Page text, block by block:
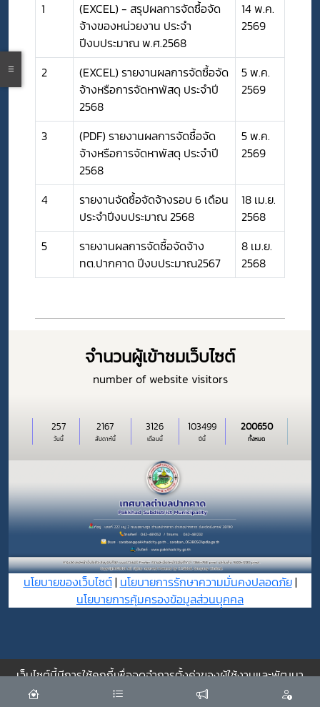
1
(EXCEL) - สรุปผลการจัดซื้อจัด
จ้างของหน่วยงาน ประจำ
ปีงบประมาณ พ.ศ.2568
14 พ.ค.
2569
2
(EXCEL) รายงานผลการจัดซื้อจัด
จ้างหรือการจัดหาพัสดุ ประจำปี
2568
5 พ.ค.
2569
3
(PDF) รายงานผลการจัดซื้อจัด
จ้างหรือการจัดหาพัสดุ ประจำปี
2568
5 พ.ค.
2569
4
รายงานจัดซื้อจัดจ้างรอบ 6 เดือน
ประจำปีงบประมาณ 2568
18 เม.ย.
2568
5
รายงานผลการจัดซื้อจัดจ้าง
ทต.ปากคาด ปีงบประมาณ2567
8 เม.ย.
2568
จำนวนผู้เข้าชมเว็บไซต์
number of website visitors
วันนี้
257
สัปดาห์นี้
2167
เดือนนี้
3126
ปีนี้
103499
ทั้งหมด
200650
นโยบายของเว็บไซต์| นโยบายการรักษาความมั่นคงปลอดภัย|
นโยบายการคุ้มครองข้อมูลส่วนบุุคคล
เว็บไซต์นี้มีการใช้คุกกี้เพื่อจดจำการตั้งค่าของผู้ใช้งานและพัฒนา
ประสบการณ์การใช้งานของคุณให้ดียิ่งขึ้น